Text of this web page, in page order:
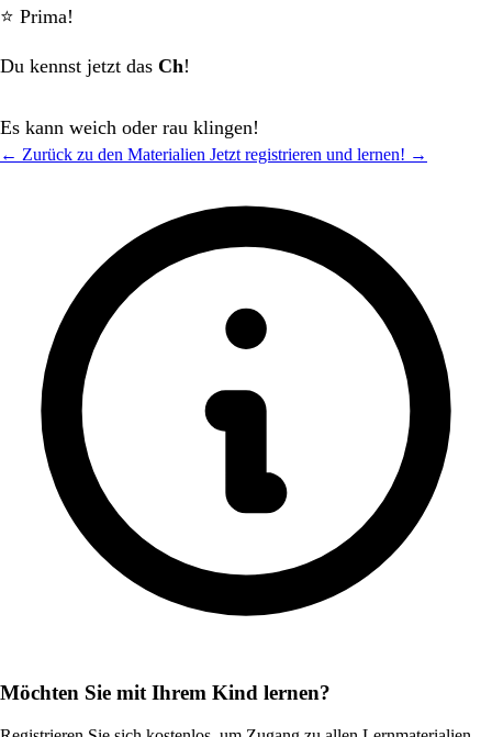
⭐ Prima!
Du kennst jetzt das Ch!
Es kann weich oder rau klingen!
← Zurück zu den Materialien Jetzt registrieren und lernen! →
Möchten Sie mit Ihrem Kind lernen?